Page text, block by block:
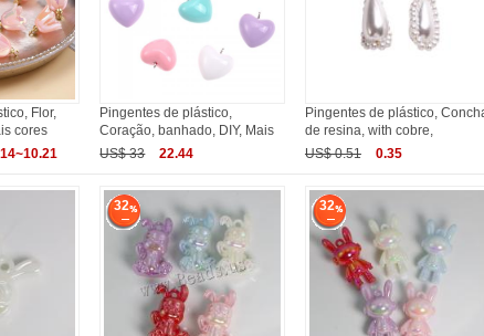
Flor,
cores
Pingentes de plástico,
Coração, banhado, DIY, Mais
US$ 33
22.44
Pingentes de plástico,
de resina, with cobre,
US$ 0.51
0.35
32 32